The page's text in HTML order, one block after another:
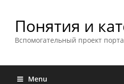
Понятия и
Вспомогательный проект
Menu